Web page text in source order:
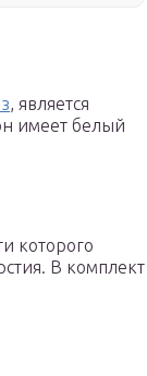
, является
имеет белый
которого
В комплект